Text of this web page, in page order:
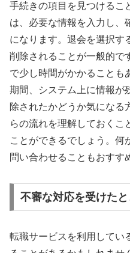
手続きの項目を見つけるこ
は、必要な情報を入力し、
になります。退会を選択す
削除されることが一般的で
で少し時間がかかることも
期間、システム上に情報が
除されたかどうか気になる
らの流れを理解しておくこ
ことができるでしょう。何
問い合わせることもおすす
不審な対応を受けた
転職サービスを利用してい